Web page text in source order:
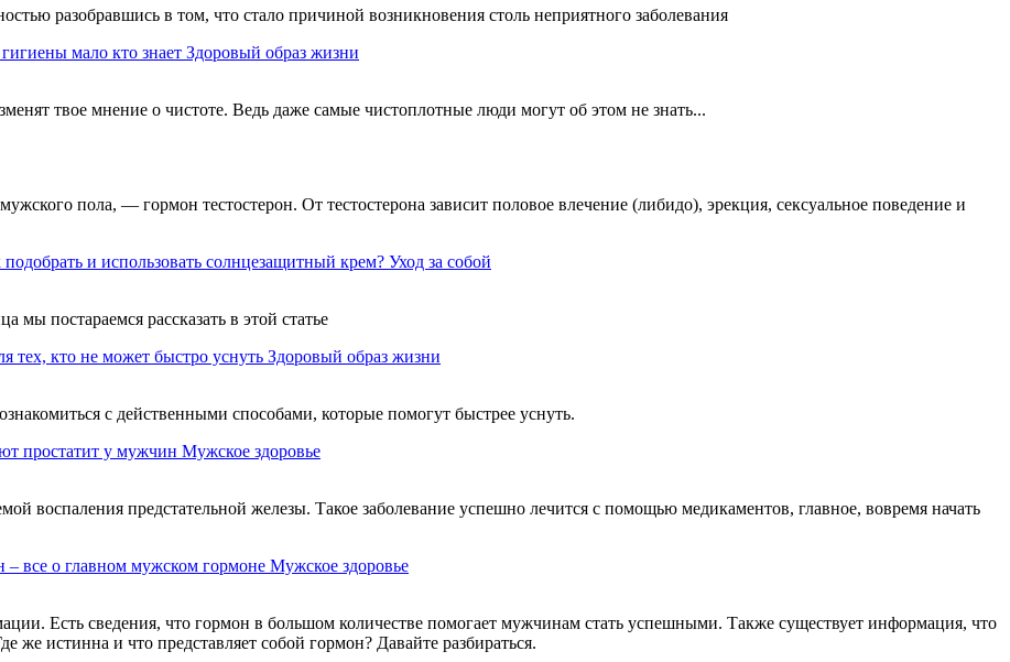
разобравшись в том, что стало причиной возникновения столь неприятного заболевания
мало кто знает Здоровый образ жизни
твое мнение о чистоте. Ведь даже самые чистоплотные люди могут об этом не знать...
пола, — гормон тестостерон. От тестостерона зависит половое влечение (либидо), эрекция, сексуальное поведение и
подобрать и использовать солнцезащитный крем? Уход за собой
мы постараемся рассказать в этой статье
тех, кто не может быстро уснуть Здоровый образ жизни
с действенными способами, которые помогут быстрее уснуть.
простатит у мужчин Мужское здоровье
воспаления предстательной железы. Такое заболевание успешно лечится с помощью медикаментов, главное, вовремя начать
– все о главном мужском гормоне Мужское здоровье
Есть сведения, что гормон в большом количестве помогает мужчинам стать успешными. Также существует информация, что
истинна и что представляет собой гормон? Давайте разбираться.